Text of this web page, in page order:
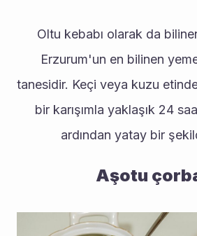
Oltu kebabı olarak da
Erzurum'un en bilinen
tanesidir. Keçi veya kuzu
bir karışımla yaklaşık 24
ardından yatay bir
Aşotu